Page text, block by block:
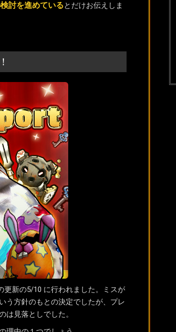
討を進めているとだけお伝えしま
更新の5/10 に行われました。ミスが
う方針のもとの決定でしたが、プレ
は見落としでした。